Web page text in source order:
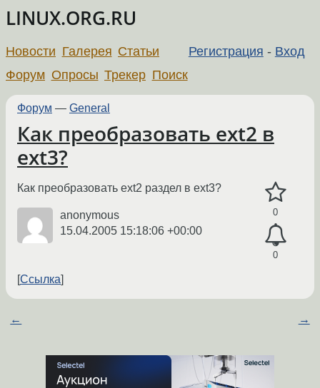
LINUX.ORG.RU
Регистрация - Вход
Новости Галерея Статьи
Форум Опросы Трекер Поиск
Форум — General
Как преобразовать ext2 в
ext3?
0
0
Как преобразовать ext2 раздел в ext3?
anonymous
15.04.2005 15:18:06 +00:00
Ссылка
← →